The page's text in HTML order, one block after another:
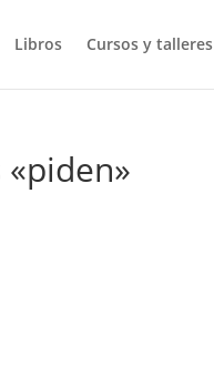
Libros Cursos y talleres